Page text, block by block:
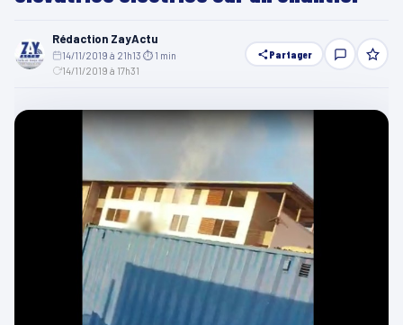
Rédaction ZayActu
14/11/2019 à 21h13 ⏱ 1 min
14/11/2019 à 17h31
Partager